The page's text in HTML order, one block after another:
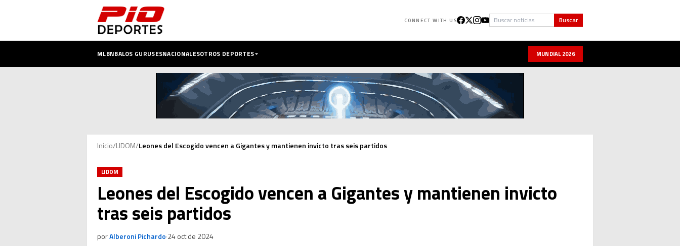
CONNECT WITH US Buscar Buscar
MLBNBALOS GURUSESNACIONALESOTROS DEPORTES MUNDIAL 2026
Inicio/LIDOM/Leones del Escogido vencen a Gigantes y mantienen invicto tras seis partidos
LIDOM
Leones del Escogido vencen a Gigantes y mantienen invicto
tras seis partidos
porAlberoni Pichardo·24 oct de 2024